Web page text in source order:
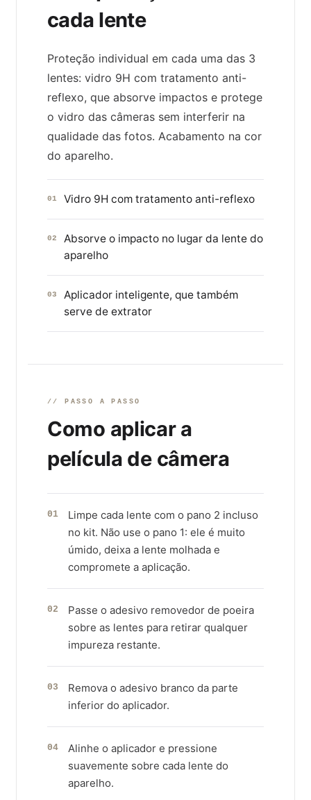
cada lente
Proteção individual em cada uma das 3
lentes: vidro 9H com tratamento anti-
reflexo, que absorve impactos e protege
o vidro das câmeras sem interferir na
qualidade das fotos. Acabamento na cor
do aparelho.
01 Vidro 9H com tratamento anti-reflexo
02
Absorve o impacto no lugar da lente do
aparelho
03
Aplicador inteligente, que também
serve de extrator
// PASSO A PASSO
Como aplicar a
película de câmera
01
Limpe cada lente com o pano 2 incluso
no kit. Não use o pano 1: ele é muito
úmido, deixa a lente molhada e
compromete a aplicação.
02
Passe o adesivo removedor de poeira
sobre as lentes para retirar qualquer
impureza restante.
03
Remova o adesivo branco da parte
inferior do aplicador.
04
Alinhe o aplicador e pressione
suavemente sobre cada lente do
aparelho.